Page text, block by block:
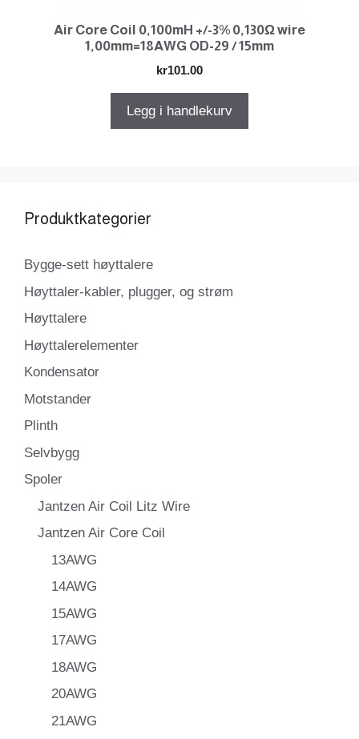
Air Core Coil 0,100mH +/-3% 0,130Ω wire
1,00mm=18AWG OD-29 / 15mm
kr101.00
Legg i handlekurv
Produktkategorier
Bygge-sett høyttalere
Høyttaler-kabler, plugger, og strøm
Høyttalere
Høyttalerelementer
Kondensator
Motstander
Plinth
Selvbygg
Spoler
Jantzen Air Coil Litz Wire
Jantzen Air Core Coil
13AWG
14AWG
15AWG
17AWG
18AWG
20AWG
21AWG